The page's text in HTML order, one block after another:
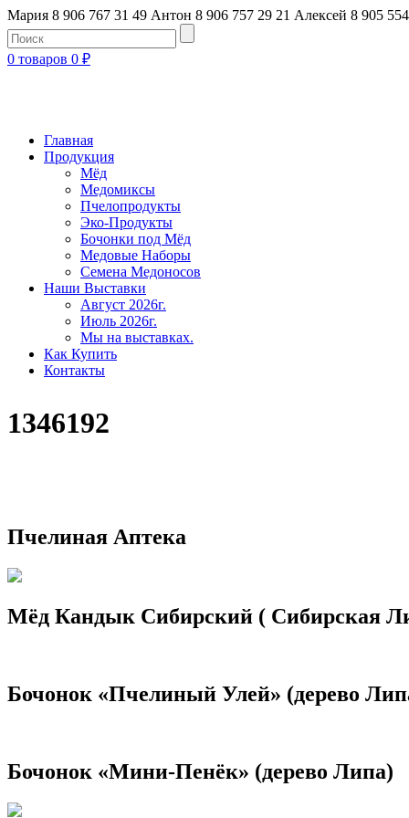
Мария 8 906 767 31 49 Антон 8 906 757 29 21 Алексей 8 905
0 товаров 0 ₽
Главная
Продукция
Мёд
Медомиксы
Пчелопродукты
Эко-Продукты
Бочонки под Мёд
Медовые Наборы
Семена Медоносов
Наши Выставки
Август 2026г.
Июль 2026г.
Мы на выставках.
Как Купить
Контакты
1346192
Пчелиная Аптека
Мёд Кандык Сибирский ( Сибирская
Бочонок «Пчелиный Улей» (дерево
Бочонок «Мини-Пенёк» (дерево Липа)